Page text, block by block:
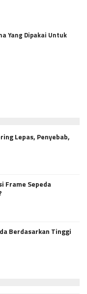
Yang Dipakai Untuk
Lepas, Penyebab,
Frame Sepeda
Berdasarkan Tinggi